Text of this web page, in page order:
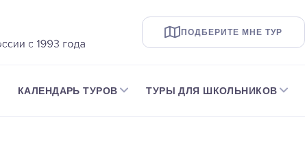
ПОДБЕРИТЕ МНЕ ТУР
КАЛЕНДАРЬ ТУРОВ ТУРЫ ДЛЯ ШКОЛЬНИКОВ